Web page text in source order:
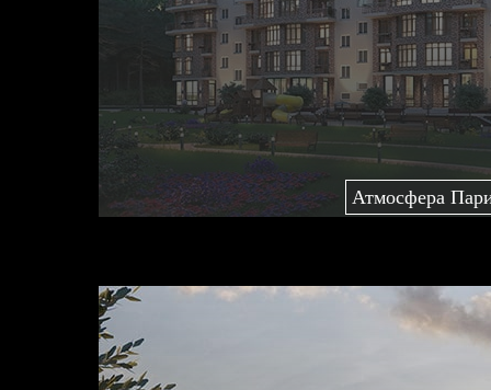
Атмосфера